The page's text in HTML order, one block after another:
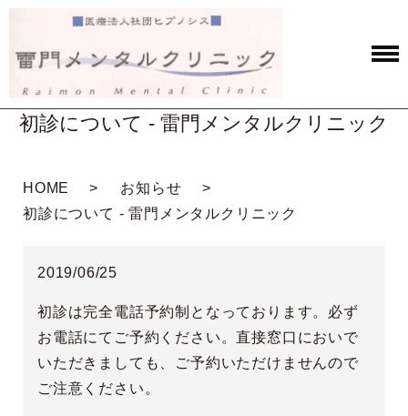
初診について - 雷門メンタルクリニック
HOME
お知らせ
初診について - 雷門メンタルクリニック
2019/06/25
初診は完全電話予約制となっております。必ず
お電話にてご予約ください。直接窓口においで
いただきましても、ご予約いただけませんので
ご注意ください。